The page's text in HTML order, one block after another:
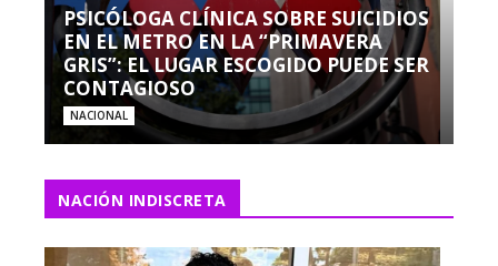
PSICÓLOGA CLÍNICA SOBRE SUICIDIOS
EN EL METRO EN LA “PRIMAVERA
GRIS”: EL LUGAR ESCOGIDO PUEDE SER
CONTAGIOSO
NACIONAL
NACIÓN INDISCRETA